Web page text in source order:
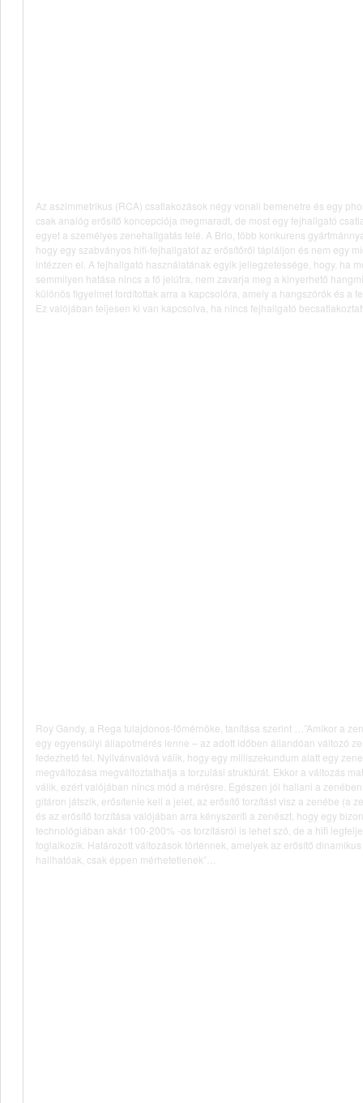
Az aszimmetrikus (RCA) csatlakozások négy vonali bemenetre és egy
csak analóg erősítő koncepciója megmaradt, de most egy fejhallgató
egyet a személyes zenehallgatás felé. A Brio, több konkurens
hogy egy szabványos hifi-fejhallgatót az erősítőről tápláljon és nem egy
intézzen el. A fejhallgató használatának egyik jellegzetessége, hogy, ha
semmilyen hatása nincs a fő jelútra, nem zavarja meg a kinyerhető
különös figyelmet fordítottak arra a kapcsolóra, amely a hangszórók és a
Ez valójában teljesen ki van kapcsolva, ha nincs fejhallgató
Roy Gandy, a Rega tulajdonos-főmérnöke, tanítása szerint …”Amikor a
egy egyensúlyi állapotmérés lenne – az adott időben állandóan változó
fedezhető fel. Nyilvánvalóvá válik, hogy egy milliszekundum alatt egy
megváltozása megváltoztathatja a torzulási struktúrát. Ekkor a változás
válik, ezért valójában nincs mód a mérésre. Egészen jól hallani a
gitáron játszik, erősítenie kell a jelet, az erősítő torzítást visz a zenébe (a
és az erősítő torzítása valójában arra kényszeríti a zenészt, hogy egy
technológiában akár 100-200% -os torzításról is lehet szó, de a hifi
foglalkozik. Határozott változások történnek, amelyek az erősítő
hallhatóak, csak éppen mérhetetlenek”…